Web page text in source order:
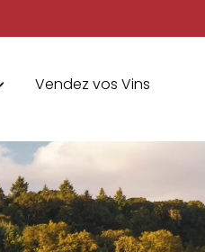
Vendez vos Vins